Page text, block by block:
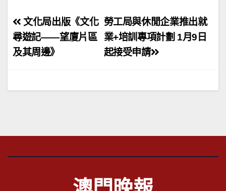
文
章
導
勞工局與休閒企業推出就
業+培訓專項計劃 1月9日
起接受申請
文化局出版《文化
尋遊記——望廈片區
及其周邊》